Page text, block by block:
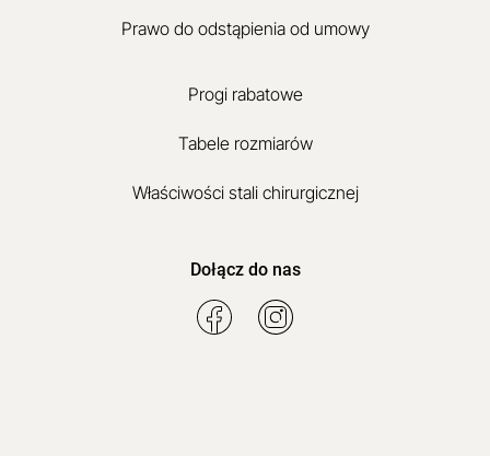
Prawo do odstąpienia od umowy
Progi rabatowe
Tabele rozmiarów
Właściwości stali chirurgicznej
Dołącz do nas